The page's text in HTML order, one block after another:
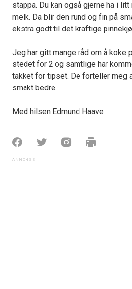
stappa. Du kan også gjerne ha i
melk. Da blir den rund og fin på
ekstra godt til det kraftige
Jeg har gitt mange råd om å koke
stedet for 2 og samtlige har
takket for tipset. De forteller meg
smakt bedre.
Med hilsen Edmund Haave